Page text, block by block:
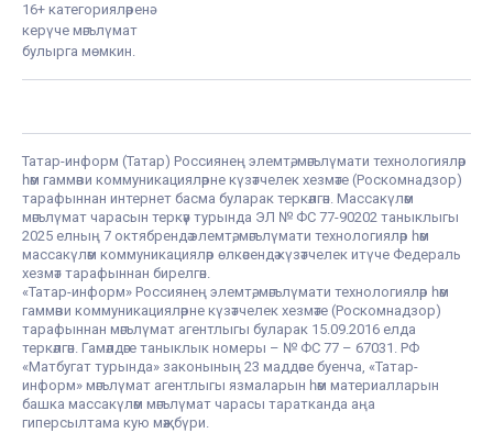
16+ категорияләренә
керүче мәгълүмат
булырга мөмкин.
Татар-информ (Татар) Россиянең элемтә, мәгълүмати технологияләр
һәм гаммәви коммуникацияләрне күзәтчелек хезмәте (Роскомнадзор)
тарафыннан интернет басма буларак теркәлгән. Массакүләм
мәгълүмат чарасын теркәү турында ЭЛ № ФС 77-90202 таныклыгы
2025 елның 7 октябрендә элемтә, мәгълүмати технологияләр һәм
массакүләм коммуникацияләр өлкәсендә күзәтчелек итүче Федераль
хезмәт тарафыннан бирелгән.
«Татар-информ» Россиянең элемтә, мәгълүмати технологияләр һәм
гаммәви коммуникацияләрне күзәтчелек хезмәте (Роскомнадзор)
тарафыннан мәгълүмат агентлыгы буларак 15.09.2016 елда
теркәлгән. Гамәлдәге таныклык номеры – № ФС 77 – 67031. РФ
«Матбугат турында» законының 23 маддәсе буенча, «Татар-
информ» мәгълүмат агентлыгы язмаларын һәм материалларын
башка массакүләм мәгълүмат чарасы таратканда аңа
гиперсылтама кую мәҗбүри.